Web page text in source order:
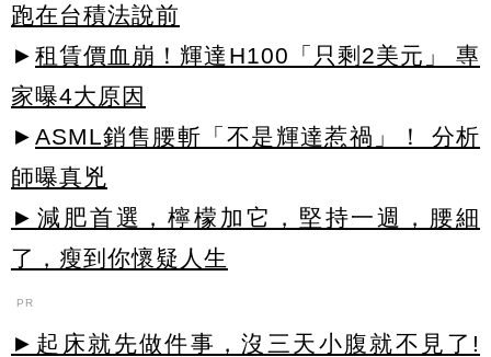
跑在台積法說前
► 租賃價血崩！輝達H100「只剩2美元」 專
家曝4大原因
► ASML銷售腰斬「不是輝達惹禍」！ 分析
師曝真兇
►減肥首選，檸檬加它，堅持一週，腰細
了，瘦到你懷疑人生
PR
►起床就先做件事，沒三天小腹就不見了!